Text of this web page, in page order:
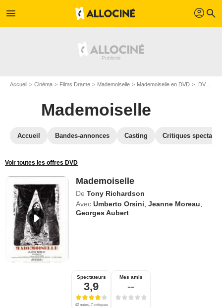
menu profil search
Accueil Cinéma Films Drame Mademoiselle Mademoiselle en DVD DVD Mademoiselle
Mademoiselle
Accueil Bandes-annonces Casting Critiques
Voir toutes les offres DVD
Mademoiselle
De Tony Richardson
Avec Umberto Orsini ,Jeanne Moreau
Georges Aubert
Spectateurs
3,9
42 notes, 7 critiques
Mes amis
--